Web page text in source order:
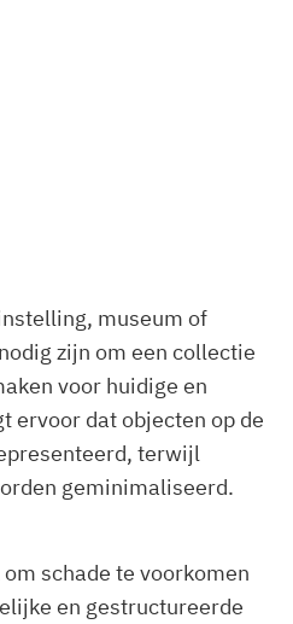
museum of
zijn om een collectie
voor huidige en
ervoor dat objecten op de
terwijl
geminimaliseerd.
schade te voorkomen
en gestructureerde